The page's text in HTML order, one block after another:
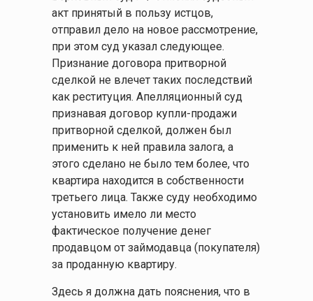
акт принятый в пользу истцов,
отправил дело на новое рассмотрение,
при этом суд указал следующее.
Признание договора притворной
сделкой не влечет таких последствий
как реституция. Апелляционный суд
признавая договор купли-продажи
притворной сделкой, должен был
применить к ней правила залога, а
этого сделано не было тем более, что
квартира находится в собственности
третьего лица. Также суду необходимо
установить имело ли место
фактическое получение денег
продавцом от займодавца (покупателя)
за проданную квартиру.
Здесь я должна дать пояснения, что в